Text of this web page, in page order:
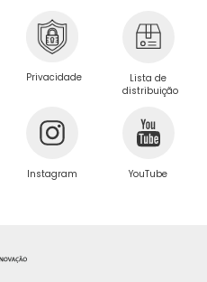
Privacidade
Lista de
distribuição
Instagram YouTube